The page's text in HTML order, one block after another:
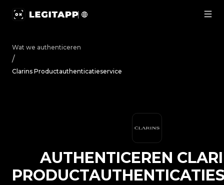
Wat we authenticeren
/
Clarins Productauthenticatieservice
AUTHENTICEREN